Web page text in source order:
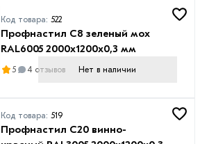
Код товара: 522
Профнастил С8 зеленый мох
RAL6005 2000х1200х0,3 мм
5 4 отзывов Нет в наличии
Код товара: 519
Профнастил С20 винно-